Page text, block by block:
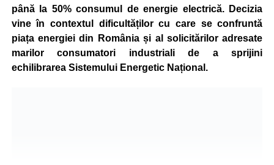
până la 50% consumul de energie electrică. Decizia
vine în contextul dificultăților cu care se confruntă
piața energiei din România și al solicitărilor adresate
marilor consumatori industriali de a sprijini
echilibrarea Sistemului Energetic Național.